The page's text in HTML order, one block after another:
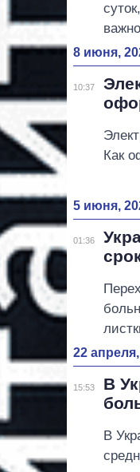
8 июня,
10:37
Как
5 июня,
01:36
22
15:53
В
В